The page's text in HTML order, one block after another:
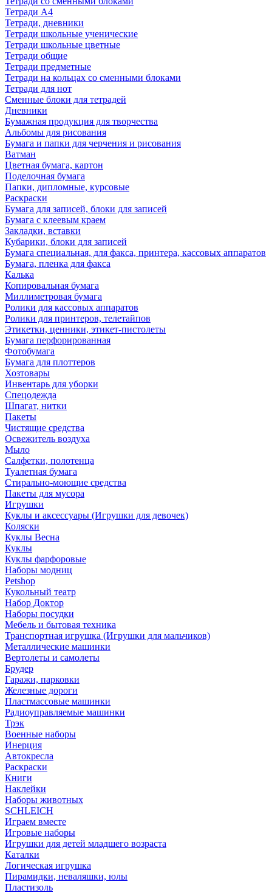
Тетради А4
Тетради, дневники
Тетради школьные ученические
Тетради школьные цветные
Тетради общие
Тетради предметные
Тетради на кольцах со сменными блоками
Тетради для нот
Сменные блоки для тетрадей
Дневники
Бумажная продукция для творчества
Альбомы для рисования
Бумага и папки для черчения и рисования
Ватман
Цветная бумага, картон
Поделочная бумага
Папки, дипломные, курсовые
Раскраски
Бумага для записей, блоки для записей
Бумага с клеевым краем
Закладки, вставки
Кубарики, блоки для записей
Бумага специальная, для факса, принтера, кассовых аппаратов
Бумага, пленка для факса
Калька
Копировальная бумага
Миллиметровая бумага
Ролики для кассовых аппаратов
Ролики для принтеров, телетайпов
Этикетки, ценники, этикет-пистолеты
Бумага перфорированная
Фотобумага
Бумага для плоттеров
Хозтовары
Инвентарь для уборки
Спецодежда
Шпагат, нитки
Пакеты
Чистящие средства
Освежитель воздуха
Мыло
Салфетки, полотенца
Туалетная бумага
Стирально-моющие средства
Пакеты для мусора
Игрушки
Куклы и аксессуары (Игрушки для девочек)
Коляски
Куклы Весна
Куклы
Куклы фарфоровые
Наборы модниц
Petshop
Кукольный театр
Набор Доктор
Наборы посудки
Мебель и бытовая техника
Транспортная игрушка (Игрушки для мальчиков)
Металлические машинки
Вертолеты и самолеты
Брудер
Гаражи, парковки
Железные дороги
Пластмассовые машинки
Радиоуправляемые машинки
Трэк
Военные наборы
Инерция
Автокресла
Раскраски
Книги
Наклейки
Наборы животных
SCHLEICH
Играем вместе
Игровые наборы
Игрушки для детей младшего возраста
Каталки
Логическая игрушка
Пирамидки, неваляшки, юлы
Пластизоль